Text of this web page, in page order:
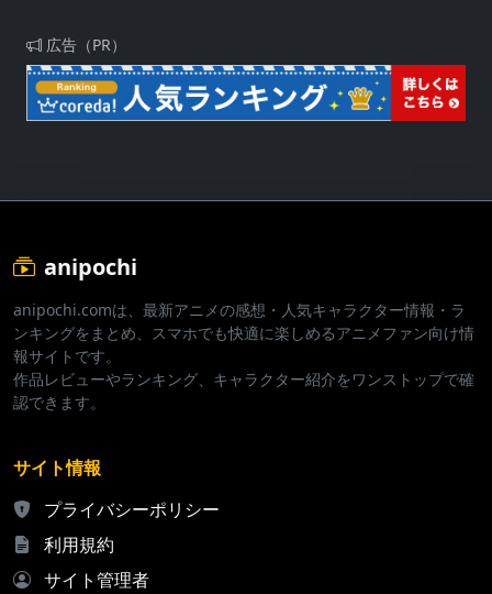
広告（PR）
anipochi
anipochi.comは、最新アニメの感想・人気キャラクター情報・ラ
ンキングをまとめ、スマホでも快適に楽しめるアニメファン向け情
報サイトです。
作品レビューやランキング、キャラクター紹介をワンストップで確
認できます。
サイト情報
プライバシーポリシー
利用規約
サイト管理者